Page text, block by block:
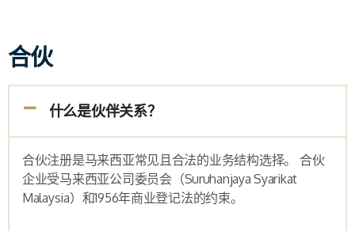
合伙
什么是伙伴关系？
合伙注册是马来西亚常见且合法的业务结构选择。 合伙
企业受马来西亚公司委员会（Suruhanjaya Syarikat
Malaysia）和1956年商业登记法的约束。